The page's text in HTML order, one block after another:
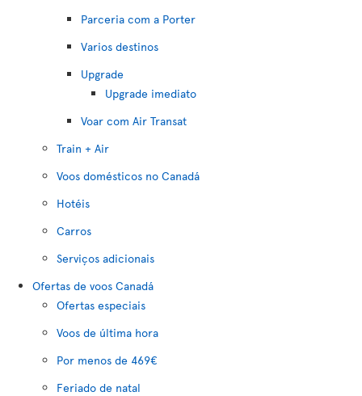
Parceria com a Porter
Varios destinos
Upgrade
Upgrade imediato
Voar com Air Transat
Train + Air
Voos domésticos no Canadá
Hotéis
Carros
Serviços adicionais
Ofertas de voos Canadá
Ofertas especiais
Voos de última hora
Por menos de 469€
Feriado de natal